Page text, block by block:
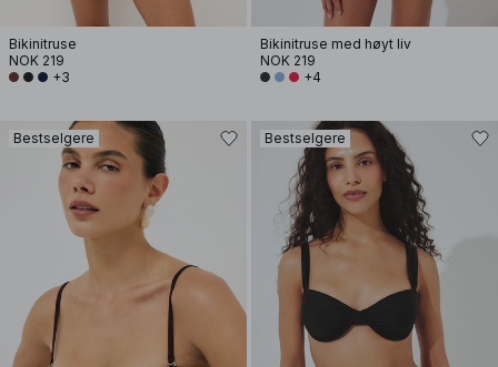
Bikinitruse
NOK 219
+3
Bikinitruse med høyt liv
NOK 219
+4
Bestselgere Bestselgere